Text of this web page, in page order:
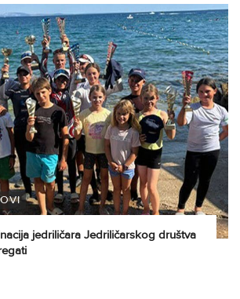
jedriličara Jedriličarskog društva